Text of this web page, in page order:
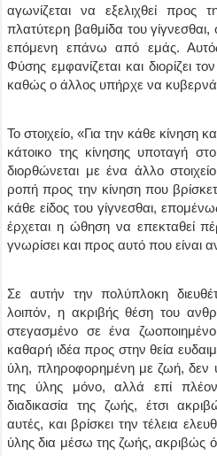
αγωνίζεται να εξελιχθεί προς
πλατύτερη βαθμίδα του
επόμενη επάνω από εμάς.
Φύσης εμφανίζεται και διορίζει
καθώς ο άλλος υπήρχε να κυβερνά
Το στοιχείο, «Για την κάθε κίνηση
κάτοικο της κίνησης υποταγή
διορθώνεται με ένα άλλο
ροπή προς την κίνηση που
κάθε είδος του γίγνεσθαι,
έρχεται η ώθηση να επεκταθεί
γνωρίσει και προς αυτό που είναι
Σε αυτήν την πολύπλοκη
λοιπόν, η ακριβής θέση του
στεγασμένο σε ένα
καθαρή ιδέα προς στην θεία
ύλη, πληροφορημένη με ζωή, δεν
της ύλης μόνο, αλλά επί
διαδικασία της ζωής, έτσι
αυτές, και βρίσκει την τέλεια
ύλης δια μέσω της ζωής, ακριβώς